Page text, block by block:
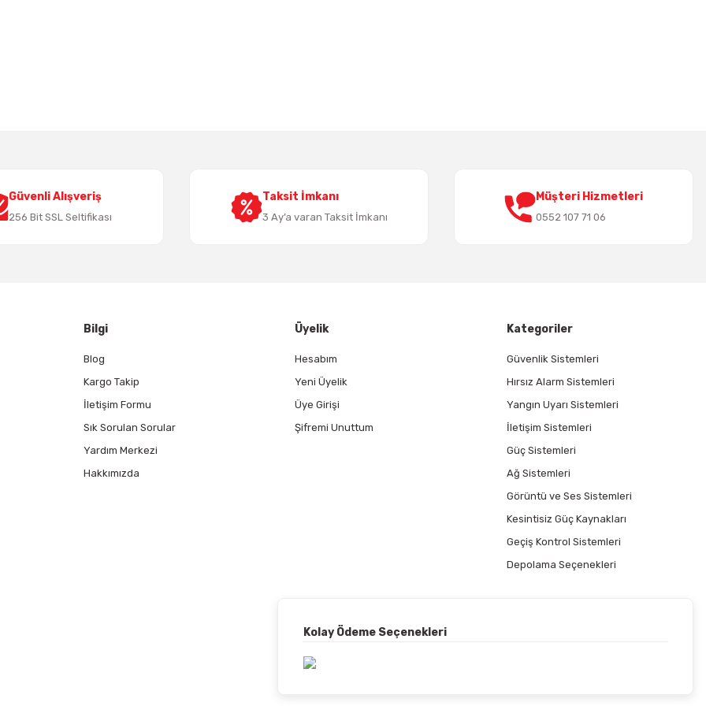
Güvenli Alışveriş
256 Bit SSL Seltifikası
Taksit İmkanı
3 Ay’a varan Taksit İmkanı
Müşteri Hizmetleri
0552 107 71 06
Bilgi
Blog
Kargo Takip
İletişim Formu
Sık Sorulan Sorular
Yardım Merkezi
Hakkımızda
Üyelik
Hesabım
Yeni Üyelik
Üye Girişi
Şifremi Unuttum
Kategoriler
Güvenlik Sistemleri
Hırsız Alarm Sistemleri
Yangın Uyarı Sistemleri
İletişim Sistemleri
Güç Sistemleri
Ağ Sistemleri
Görüntü ve Ses Sistemleri
Kesintisiz Güç Kaynakları
Geçiş Kontrol Sistemleri
Depolama Seçenekleri
Kolay Ödeme Seçenekleri